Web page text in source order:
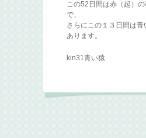
この52日間は赤（起）
で、
さらにこの１３日間は青
あります。
kin31青い猿